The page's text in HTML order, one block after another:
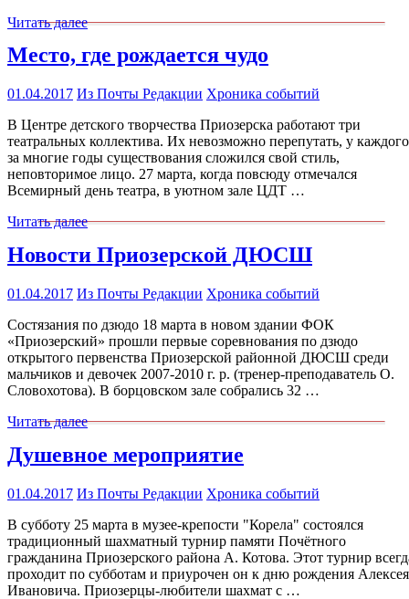
Читать далее
Место, где рождается чудо
01.04.2017 Из Почты Редакции Хроника событий
В Центре детского творчества Приозерска работают три
театральных коллектива. Их невозможно перепутать, у каждого
за многие годы существования сложился свой стиль,
неповторимое лицо. 27 марта, когда повсюду отмечался
Всемирный день театра, в уютном зале ЦДТ …
Читать далее
Новости Приозерской ДЮСШ
01.04.2017 Из Почты Редакции Хроника событий
Состязания по дзюдо 18 марта в новом здании ФОК
«Приозерский» прошли первые соревнования по дзюдо
открытого первенства Приозерской районной ДЮСШ среди
мальчиков и девочек 2007-2010 г. р. (тренер-преподаватель О.
Словохотова). В борцовском зале собрались 32 …
Читать далее
Душевное мероприятие
01.04.2017 Из Почты Редакции Хроника событий
В субботу 25 марта в музее-крепости "Корела" состоялся
традиционный шахматный турнир памяти Почётного
гражданина Приозерского района А. Котова. Этот турнир
проходит по субботам и приурочен он к дню рождения Алексея
Ивановича. Приозерцы-любители шахмат с …